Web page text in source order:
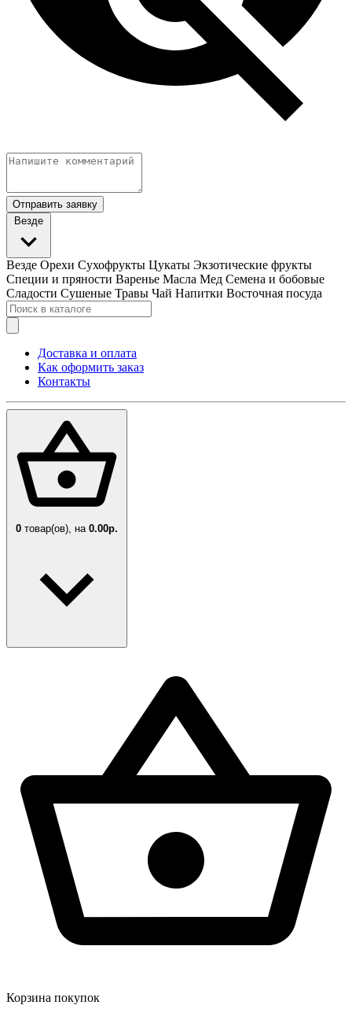
Отправить заявку
Везде
Везде Орехи Сухофрукты Цукаты Экзотические фрукты
Специи и пряности Варенье Масла Мед Семена и бобовые
Сладости Сушеные Травы Чай Напитки Восточная посуда
Доставка и оплата
Как оформить заказ
Контакты
0 товар(ов), на 0.00р.
Корзина покупок